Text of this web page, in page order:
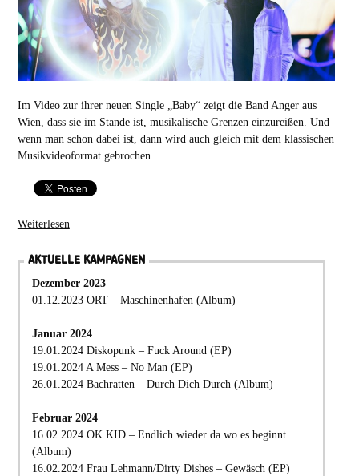
Im Video zur ihrer neuen Single „Baby“ zeigt die Band Anger aus
Wien, dass sie im Stande ist, musikalische Grenzen einzureißen. Und
wenn man schon dabei ist, dann wird auch gleich mit dem klassischen
Musikvideoformat gebrochen.
Weiterlesen
AKTUELLE KAMPAGNEN
Dezember 2023
01.12.2023 ORT – Maschinenhafen (Album)
Januar 2024
19.01.2024 Diskopunk – Fuck Around (EP)
19.01.2024 A Mess – No Man (EP)
26.01.2024 Bachratten – Durch Dich Durch (Album)
Februar 2024
16.02.2024 OK KID – Endlich wieder da wo es beginnt
(Album)
16.02.2024 Frau Lehmann/Dirty Dishes – Gewäsch (EP)